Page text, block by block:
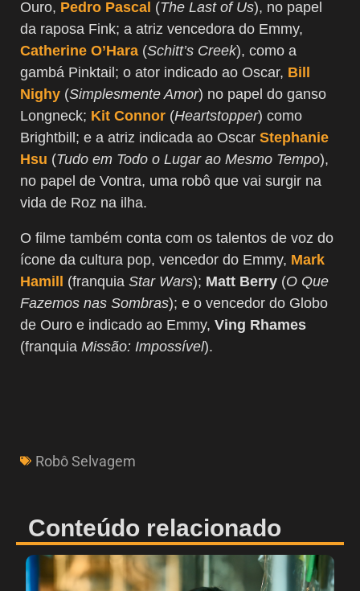
Ouro, Pedro Pascal (The Last of Us), no papel
da raposa Fink; a atriz vencedora do Emmy,
Catherine O’Hara (Schitt’s Creek), como a
gambá Pinktail; o ator indicado ao Oscar, Bill
Nighy (Simplesmente Amor) no papel do ganso
Longneck; Kit Connor (Heartstopper) como
Brightbill; e a atriz indicada ao Oscar Stephanie
Hsu (Tudo em Todo o Lugar ao Mesmo Tempo),
no papel de Vontra, uma robô que vai surgir na
vida de Roz na ilha.
O filme também conta com os talentos de voz do
ícone da cultura pop, vencedor do Emmy, Mark
Hamill (franquia Star Wars); Matt Berry (O Que
Fazemos nas Sombras); e o vencedor do Globo
de Ouro e indicado ao Emmy, Ving Rhames
(franquia Missão: Impossível).
Robô Selvagem
Conteúdo relacionado